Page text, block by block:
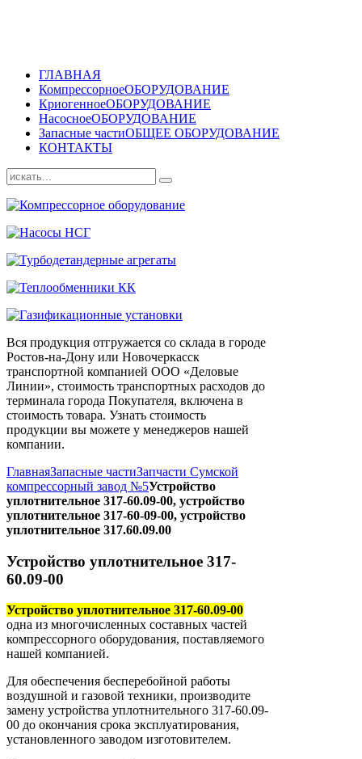
ГЛАВНАЯ
КомпрессорноеОБОРУДОВАНИЕ
КриогенноеОБОРУДОВАНИЕ
НасосноеОБОРУДОВАНИЕ
Запасные частиОБЩЕЕ ОБОРУДОВАНИЕ
КОНТАКТЫ
Вся продукция отгружается со склада в городе
Ростов-на-Дону или Новочеркасск
транспортной компанией ООО «Деловые
Линии», стоимость транспортных расходов до
терминала города Покупателя, включена в
стоимость товара. Узнать стоимость
продукции вы можете у менеджеров нашей
компании.
ГлавнаяЗапасные частиЗапчасти Сумской
компрессорный завод №5Устройство
уплотнительное 317-60.09-00, устройство
уплотнительное 317-60-09-00, устройство
уплотнительное 317.60.09.00
Устройство уплотнительное 317-
60.09-00
Устройство уплотнительное 317-60.09-00
одна из многочисленных составных частей
компрессорного оборудования, поставляемого
нашей компанией.
Для обеспечения бесперебойной работы
воздушной и газовой техники, производите
замену устройства уплотнительного 317-60.09-
00 до окончания срока эксплуатирования,
установленного заводом изготовителем.